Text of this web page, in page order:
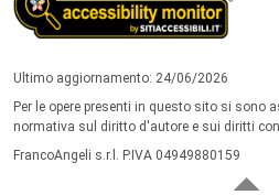
Ultimo aggiornamento: 24/06/2026
Per le opere presenti in questo sito si sono
normativa sul diritto d'autore e sui diritti
FrancoAngeli s.r.l. P.IVA 04949880159